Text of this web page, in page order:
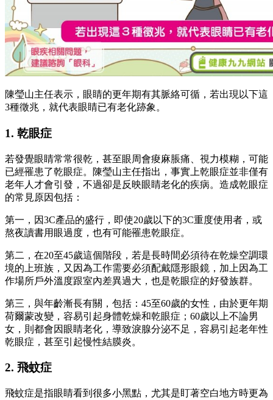
陳瑩山主任表示，眼睛的更年期有其脈絡可循，若出現以下這
3種徵兆，就代表眼睛已有老化跡象。
1. 乾眼症
若發覺眼睛常常很乾，甚至眼周會痠麻脹痛、視力模糊，可能
已經罹患了乾眼症。陳瑩山主任指出，事實上乾眼症並非僅有
老年人才會引發，不過卻是反映眼睛老化的疾病。造成乾眼症
的常見原因包括：
第一，因3C產品的盛行，即使20歲以下的3C重度使用者，或
熬夜讀書用眼過度，也有可能罹患乾眼症。
第二，在20至45歲這個階段，若是長時間必須待在乾燥空調環
境的上班族，又因為工作需要必須配戴隱形眼鏡，加上因為工
作場所戶外溫度跟室內差異過大，也是乾眼症的好發族群。
第三，與年齡漸長有關，包括：45至60歲的女性，由於更年期
荷爾蒙改變，容易引起身體乾燥和乾眼症；60歲以上不論男
女，則都會因眼睛老化，導致淚腺分泌不足，容易引起老年性
乾眼症，甚至引起慢性結膜炎。
2. 飛蚊症
飛蚊症是指眼睛看到很多小黑點，尤其是盯著空白地方時更為